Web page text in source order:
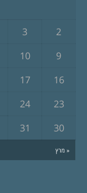
« מרץ
2
3
9
10
16
17
23
24
30
31